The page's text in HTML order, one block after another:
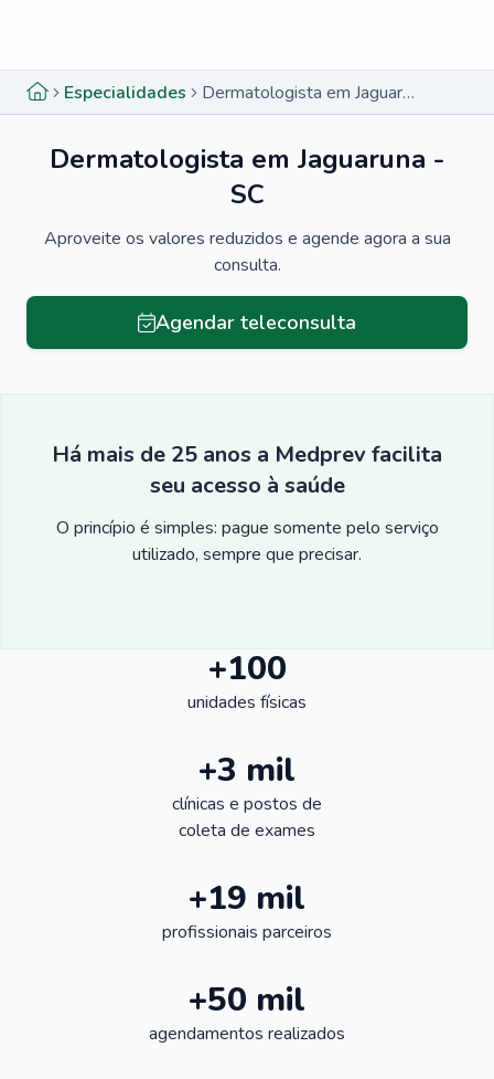
Especialidades Dermatologista em Jaguaruna - SC
Dermatologista em Jaguaruna -
SC
Aproveite os valores reduzidos e agende agora a sua
consulta.
Agendar teleconsulta
Há mais de 25 anos a Medprev facilita
seu acesso à saúde
O princípio é simples: pague somente pelo serviço
utilizado, sempre que precisar.
+100
unidades físicas
+3 mil
clínicas e postos de
coleta de exames
+19 mil
profissionais parceiros
+50 mil
agendamentos realizados